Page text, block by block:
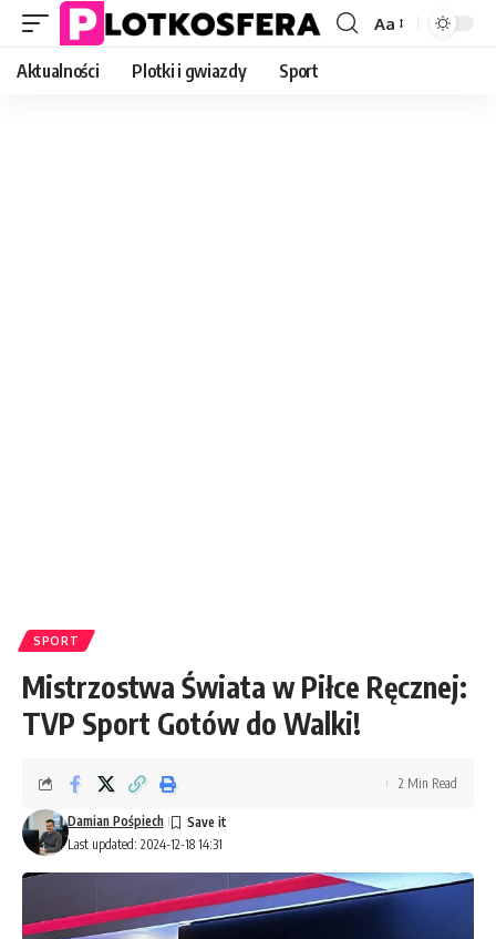
Font
Aa
Aktualności Plotki i gwiazdy Sport
SPORT
Mistrzostwa Świata w Piłce Ręcznej:
TVP Sport Gotów do Walki!
Last updated: 2024-12-18 14:31
Damian Pośpiech
2 Min Read